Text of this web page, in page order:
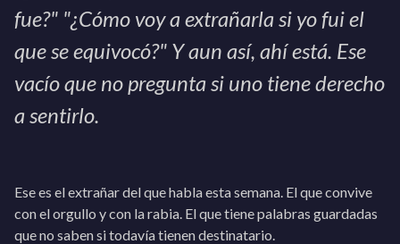
fue?" "¿Cómo voy a extrañarla si yo fui el
que se equivocó?" Y aun así, ahí está. Ese
vacío que no pregunta si uno tiene derecho
a sentirlo.
Ese es el extrañar del que habla esta semana. El que convive
con el orgullo y con la rabia. El que tiene palabras guardadas
que no saben si todavía tienen destinatario.